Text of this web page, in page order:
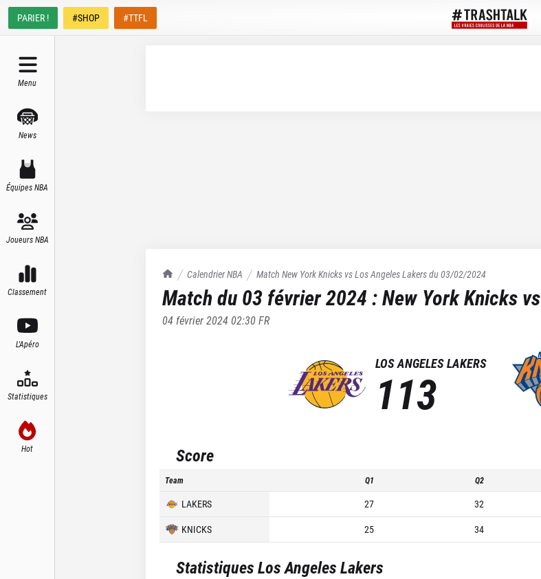
PARIER ! #SHOP #TTFL
Menu
News
Équipes NBA
Joueurs NBA
Classement
L'Apéro
Statistiques
Hot
TrashTalk Actu NBA
Calendrier NBA Match New York Knicks vsLos Angeles Lakersdu03/02/2024
Match du 03 février 2024 :New York Knicks vs
04 février 2024 02:30FR
LOS ANGELES LAKERS
113
Score
Team Q1 Q2
LAKERS 27 32
KNICKS
25 34
StatistiquesLos Angeles Lakers